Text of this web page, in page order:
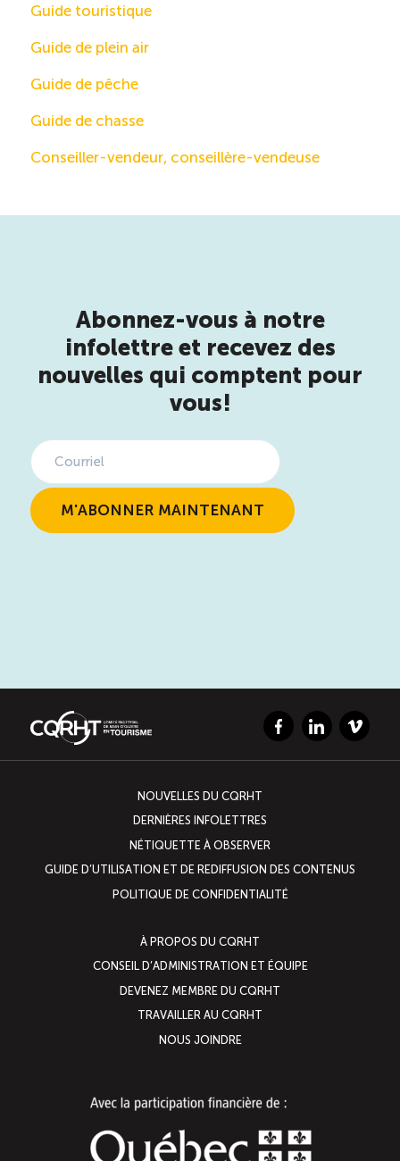
Guide touristique
Guide de plein air
Guide de pêche
Guide de chasse
Conseiller-vendeur, conseillère-vendeuse
Abonnez-vous à notre
infolettre et recevez des
nouvelles qui comptent pour
vous!
FacebookLinkedInVimeo
NOUVELLES DU CQRHT
DERNIÈRES INFOLETTRES
NÉTIQUETTE À OBSERVER
GUIDE D’UTILISATION ET DE REDIFFUSION DES CONTENUS
POLITIQUE DE CONFIDENTIALITÉ
À PROPOS DU CQRHT
CONSEIL D’ADMINISTRATION ET ÉQUIPE
DEVENEZ MEMBRE DU CQRHT
TRAVAILLER AU CQRHT
NOUS JOINDRE